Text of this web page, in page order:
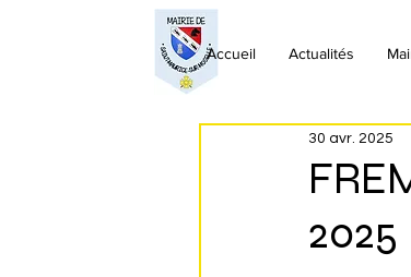
Accueil Actualités
2025
30 avr. 2025